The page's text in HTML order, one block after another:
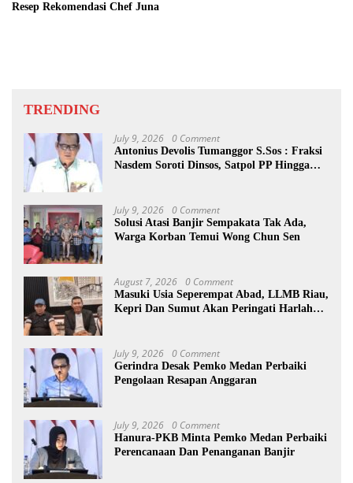
Resep Rekomendasi Chef Juna
TRENDING
July 9, 2026 0 Comment
Antonius Devolis Tumanggor S.Sos : Fraksi
Nasdem Soroti Dinsos, Satpol PP Hingga
July 9, 2026 0 Comment
Solusi Atasi Banjir Sempakata Tak Ada,
Warga Korban Temui Wong Chun Sen
August 7, 2026 0 Comment
Masuki Usia Seperempat Abad, LLMB Riau,
Kepri Dan Sumut Akan Peringati Harlah
July 9, 2026 0 Comment
Gerindra Desak Pemko Medan Perbaiki
Pengolaan Resapan Anggaran
July 9, 2026 0 Comment
Hanura-PKB Minta Pemko Medan Perbaiki
Perencanaan Dan Penanganan Banjir